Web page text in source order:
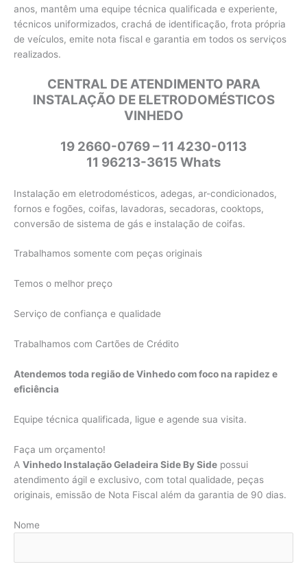
anos, mantêm uma equipe técnica qualificada e experiente,
técnicos uniformizados, crachá de identificação, frota própria
de veículos, emite nota fiscal e garantia em todos os serviços
realizados.
CENTRAL DE ATENDIMENTO PARA
INSTALAÇÃO DE ELETRODOMÉSTICOS
VINHEDO
19 2660-0769 – 11 4230-0113
11 96213-3615 Whats
Instalação em eletrodomésticos, adegas, ar-condicionados,
fornos e fogões, coifas, lavadoras, secadoras, cooktops,
conversão de sistema de gás e instalação de coifas.
Trabalhamos somente com peças originais
Temos o melhor preço
Serviço de confiança e qualidade
Trabalhamos com Cartões de Crédito
Atendemos toda região de Vinhedo com foco na rapidez e
eficiência
Equipe técnica qualificada, ligue e agende sua visita.
Faça um orçamento!
A Vinhedo Instalação Geladeira Side By Side possui
atendimento ágil e exclusivo, com total qualidade, peças
originais, emissão de Nota Fiscal além da garantia de 90 dias.
Nome